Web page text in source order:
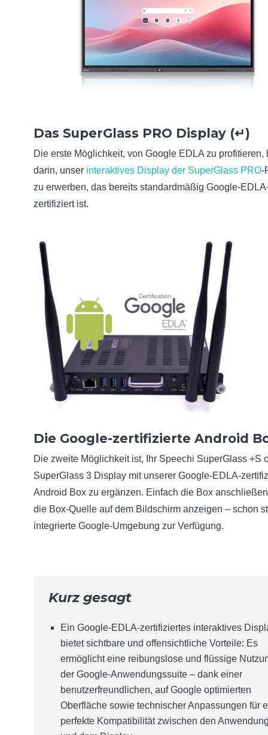
Das SuperGlass PRO Display (↵)
Die erste Möglichkeit, von Google EDLA zu profitieren,
darin, unser interaktives Display der SuperGlass PRO-
zu erwerben, das bereits standardmäßig Google-
zertifiziert ist.
Die Google-zertifizierte Android
Die zweite Möglichkeit ist, Ihr Speechi SuperGlass +S
SuperGlass 3 Display mit unserer Google-EDLA-
Android Box zu ergänzen. Einfach die Box
die Box-Quelle auf dem Bildschirm anzeigen – schon
integrierte Google-Umgebung zur Verfügung.
Kurz gesagt
Ein Google-EDLA-zertifiziertes interaktives
bietet sichtbare und offensichtliche Vorteile: Es
ermöglicht eine reibungslose und flüssige
der Google-Anwendungssuite – dank einer
benutzerfreundlichen, auf Google optimierten
Oberfläche sowie technischer Anpassungen für
perfekte Kompatibilität zwischen den